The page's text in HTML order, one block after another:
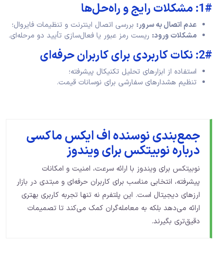
1#: مشکلات رایج و راه‌حل‌ها
عدم اتصال به سرور: بررسی اتصال اینترنت و تنظیمات فایروال؛
مشکلات ورود: ریست رمز عبور یا فعال‌سازی تأیید دو مرحله‌ای.
2#: نکات کاربردی برای کاربران حرفه‌ای
استفاده از ابزارهای تحلیل تکنیکال پیشرفته؛
تنظیم هشدارهای سفارشی برای نوسانات قیمت.
جمع‌بندی نوسنده اف ایکس ماکسی
درباره نوبیتکس برای ویندوز
نوبیتکس برای ویندوز با ارائه سرعت، امنیت و امکانات
پیشرفته، انتخابی مناسب برای کاربران حرفه‌ای و مبتدی در بازار
ارزهای دیجیتال است. این پلتفرم نه تنها تجربه کاربری بهتری
ارائه می‌دهد بلکه به معامله‌گران کمک می‌کند تا تصمیمات
دقیق‌تری بگیرند.